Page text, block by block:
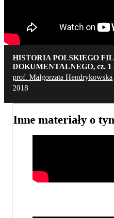
HISTORIA POLSKIEGO
DOKUMENTALNEGO, cz. 1
prof. Małgorzata Hendrykowska
2018
Inne materiały o